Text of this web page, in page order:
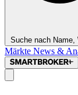
Suche nach Name,
Märkte News &